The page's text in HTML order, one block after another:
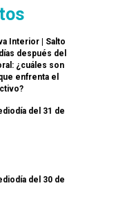
Interior | Salto
después del
¿cuáles son
enfrenta el
del 31 de
del 30 de